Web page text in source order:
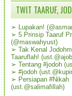
TWIT TAARUF,
➢ Lupakan!
➢ 5 Prinsip Taaruf
(@maswahyust)
➢ Tak Kenal
Taaruflah!
➢ Tentang #jodoh
➢ #jodoh
➢ Persiapan #Nikah
(ust.@salimafillah)